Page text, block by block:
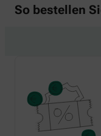
So bestellen